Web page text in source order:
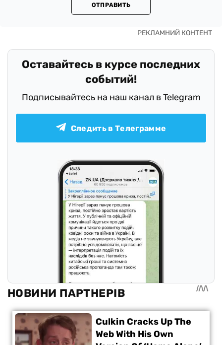
ОТПРАВИТЬ
Оставайтесь в курсе последних
событий!
Подписывайтесь на наш канал в Telegram
Следить в Телеграмме